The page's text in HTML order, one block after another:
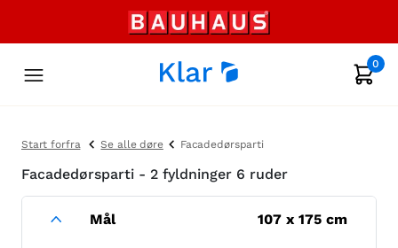
0
Start forfra Se alle døre Facadedørsparti
Facadedørsparti - 2 fyldninger 6 ruder
Mål 107 x 175 cm